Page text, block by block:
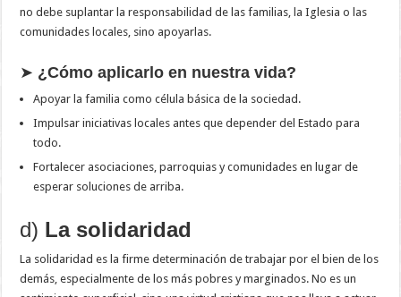
no debe suplantar la responsabilidad de las familias, la Iglesia o las
comunidades locales, sino apoyarlas.
➤ ¿Cómo aplicarlo en nuestra vida?
Apoyar la familia como célula básica de la sociedad.
Impulsar iniciativas locales antes que depender del Estado para
todo.
Fortalecer asociaciones, parroquias y comunidades en lugar de
esperar soluciones de arriba.
d) La solidaridad
La solidaridad es la firme determinación de trabajar por el bien de los
demás, especialmente de los más pobres y marginados. No es un